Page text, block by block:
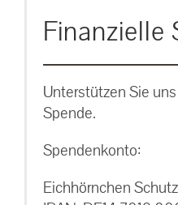
Finanzielle
Unterstützen Sie
Spende.
Spendenkonto:
Eichhörnchen